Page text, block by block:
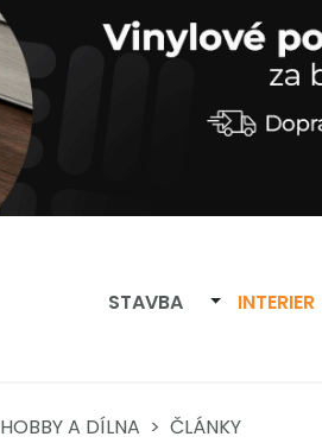
STAVBA Přepnout
INTERIER
HOBBY A DÍLNA ČLÁNKY